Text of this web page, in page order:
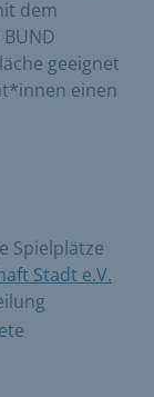
dem
geeignet
einen
Spielplätze
Stadt e.V.